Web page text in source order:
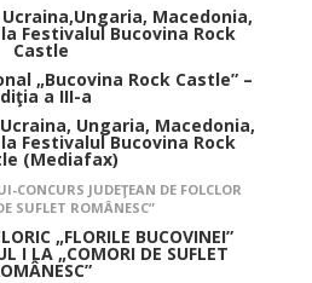
Macedonia,
Festivalul Bucovina Rock
Castle
„Bucovina Rock Castle” –
a III-a
Ungaria, Macedonia,
Festivalul Bucovina Rock
(Mediafax)
CONCURS JUDEŢEAN DE FOLCLOR
SUFLET ROMÂNESC”
„FLORILE BUCOVINEI”
I LA „COMORI DE SUFLET